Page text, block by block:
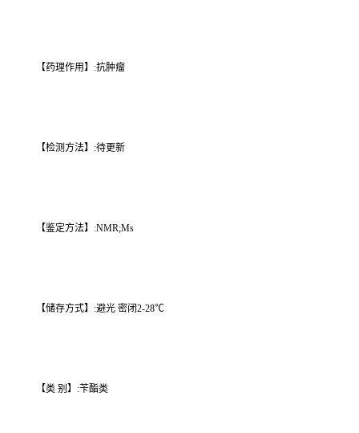
【药理作用】:抗肿瘤
【检测方法】:待更新
【鉴定方法】:NMR;Ms
【储存方式】:避光 密闭2-28℃
【类 别】:苄酯类